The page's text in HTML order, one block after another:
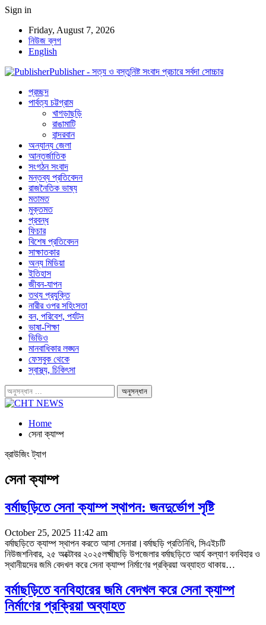
Sign in
Friday, August 7, 2026
নিউজ ব্লগ
English
Publisher - সত্য ও বস্তুনিষ্ট সংবাদ প্রচারে সর্বদা সোচ্চার
প্রচ্ছদ
পার্বত্য চট্টগ্রাম
খাগড়াছড়ি
রাঙামাটি
বান্দরবান
অন্যান্য জেলা
আন্তর্জাতিক
সংগঠন সংবাদ
মন্তব্য প্রতিবেদন
রাজনৈতিক ভাষ্য
মতামত
মুক্তমত
প্রবন্ধ
ফিচার
বিশেষ প্রতিবেদন
সাক্ষাতকার
অন্য মিডিয়া
ইতিহাস
জীবন-যাপন
তথ্য প্রযুক্তি
নারীর ওপর সহিংসতা
বন, পরিবেশ, পর্যটন
ভাষা-শিক্ষা
ভিডিও
মানবাধিকার লঙ্ঘন
ফেসবুক থেকে
স্বাস্থ্য, চিকিৎসা
Home
সেনা ক্যাম্প
ব্রাউজিং ট্যাগ
সেনা ক্যাম্প
বর্মাছড়িতে সেনা ক্যাম্প স্থাপন: জনদুর্ভোগ সৃষ্টি
October 25, 2025 11:42 am
বর্মাছড়িতে ক্যাম্প স্থাপন করতে আসা সেনারা।বর্মাছড়ি প্রতিনিধি, সিএইচটি
নিউজশনিবার, ২৫ অক্টোবর ২০২৫লক্ষ্মীছড়ি উপজেলার বর্মাছড়িতে আর্য কল্যাণ বনবিহার ও
স্থানীয়দের জমি বেদখল করে সেনা ক্যাম্প নির্মাণের প্রক্রিয়া অব্যাহত থাকায়…
বর্মাছড়িতে বনবিহারের জমি বেদখল করে সেনা ক্যাম্প
নির্মাণের প্রক্রিয়া অব্যাহত